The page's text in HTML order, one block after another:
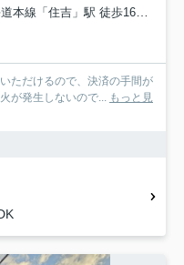
本線「住吉」駅 徒歩16分
ただけるので、決済の手間が
が発生しないので... もっと見